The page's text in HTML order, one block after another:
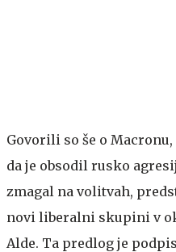
Govorili so še o
da je obsodil rusko
zmagal na volitvah,
novi liberalni skupini v
Alde. Ta predlog je